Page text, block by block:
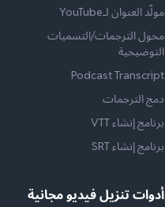
مولّد العنوان لـYouTube
محول الترجمات/التسميات
التوضيحية
Podcast Transcript
دمج الترجمات
برنامج إنشاء VTT
برنامج إنشاء SRT
أدوات تنزيل فيديو مجانية